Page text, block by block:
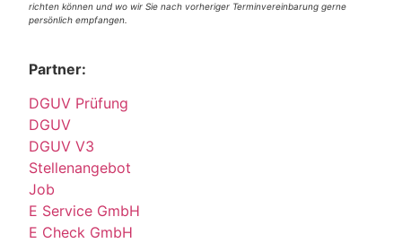
richten können und wo wir Sie nach vorheriger Terminvereinbarung gerne
persönlich empfangen.
Partner:
DGUV Prüfung
DGUV
DGUV V3
Stellenangebot
Job
E Service GmbH
E Check GmbH